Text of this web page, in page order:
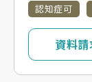
認知症可
資料請